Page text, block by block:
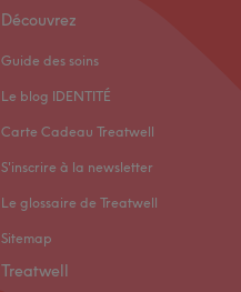
Découvrez
Guide des soins
Le blog IDENTITÉ
Carte Cadeau Treatwell
S'inscrire à la newsletter
Le glossaire de Treatwell
Sitemap
Treatwell